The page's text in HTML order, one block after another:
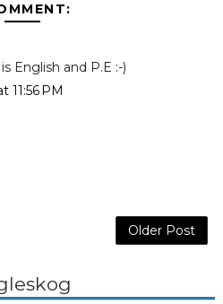
English and P.E :-)
11:56 PM
Older Post